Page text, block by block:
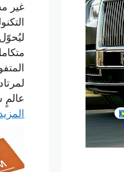
غير
عالمٍ